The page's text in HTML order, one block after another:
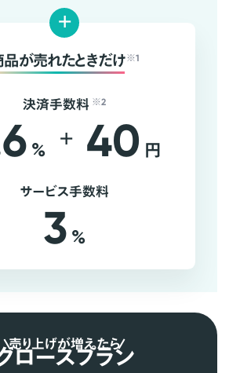
+
品が売れたときだけ ※1
決済手数料 ※2
% + 40 円
サービス手数料
3 %
売り上げが増えたら
ロースプラン